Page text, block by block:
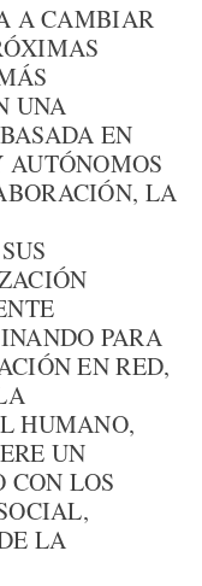
A CAMBIAR
UNA
EN
AUTÓNOMOS
LA
PARA
EN RED,
HUMANO,
UN
LOS
LA